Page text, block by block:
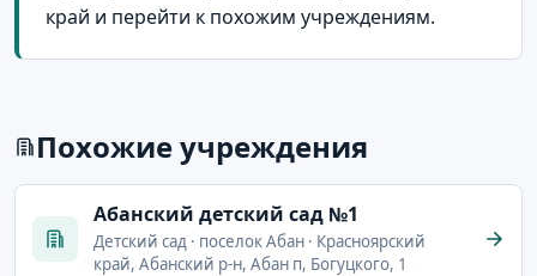
край и перейти к похожим учреждениям.
Похожие учреждения
Абанский детский сад №1
Детский сад · поселок Абан · Красноярский
край, Абанский р-н, Абан п, Богуцкого, 1